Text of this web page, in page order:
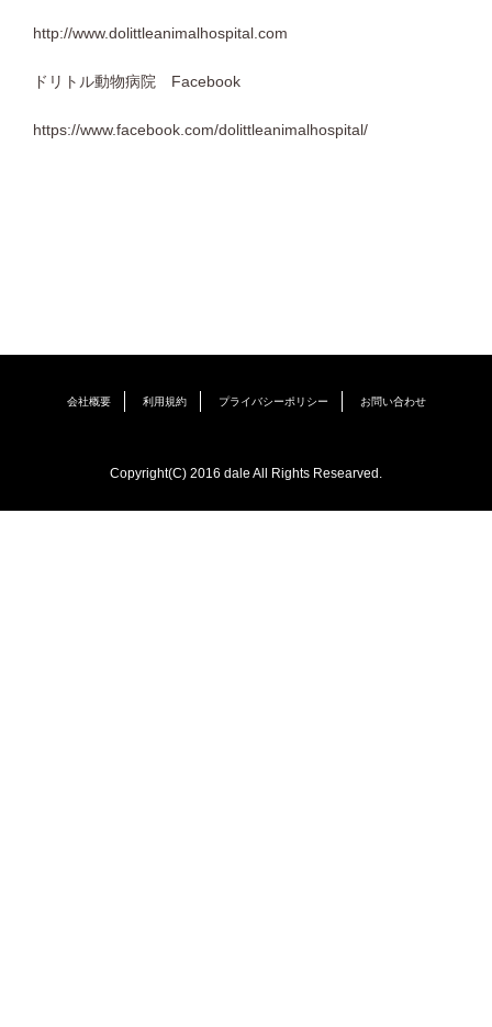
http://www.dolittleanimalhospital.com
ドリトル動物病院 Facebook
https://www.facebook.com/dolittleanimalhospital/
会社概要 利用規約 プライバシーポリシー お問い合わせ
Copyright(C) 2016 dale All Rights Researved.